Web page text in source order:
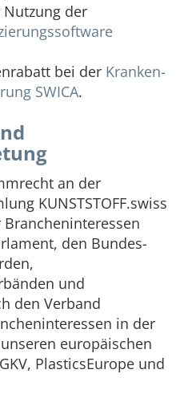
Nutzung der
bei der Kranken-
SWICA.
an der
KUNSTSTOFF.swiss
den Bundes-
und
den Verband
in der
europäischen
PlasticsEurope und